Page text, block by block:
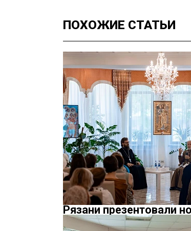
ПОХОЖИЕ СТАТЬИ
Рязани презентовали